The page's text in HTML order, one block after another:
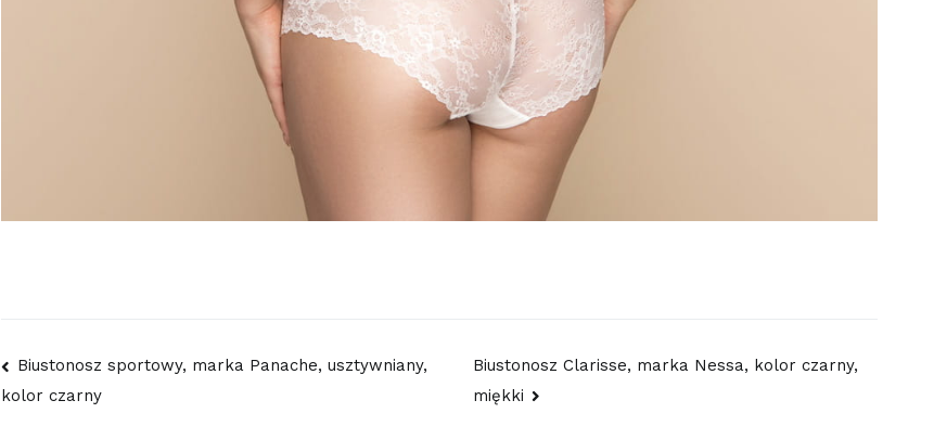
Nawigacja
wpisu
Biustonosz sportowy, marka Panache, usztywniany,
kolor czarny
Biustonosz Clarisse, marka Nessa, kolor czarny,
miękki